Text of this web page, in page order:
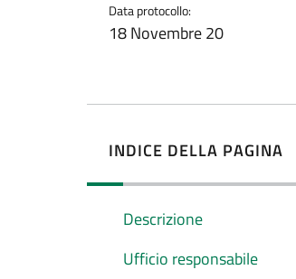
Data protocollo:
18 Novembre 20
INDICE DELLA PAGINA
Descrizione
Ufficio responsabile